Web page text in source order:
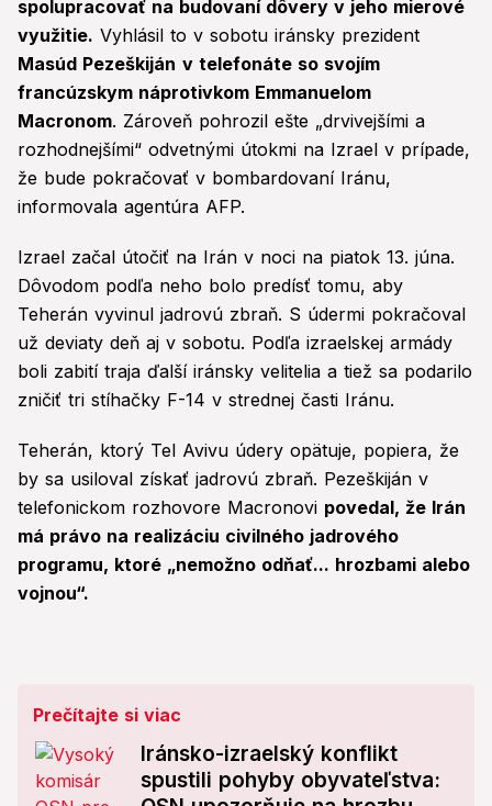
spolupracovať na budovaní dôvery v jeho mierové
využitie. Vyhlásil to v sobotu iránsky prezident
Masúd Pezeškiján v telefonáte so svojím
francúzskym náprotivkom Emmanuelom
Macronom. Zároveň pohrozil ešte „drvivejšími a
rozhodnejšími“ odvetnými útokmi na Izrael v prípade,
že bude pokračovať v bombardovaní Iránu,
informovala agentúra AFP.
Izrael začal útočiť na Irán v noci na piatok 13. júna.
Dôvodom podľa neho bolo predísť tomu, aby
Teherán vyvinul jadrovú zbraň. S údermi pokračoval
už deviaty deň aj v sobotu. Podľa izraelskej armády
boli zabití traja ďalší iránsky velitelia a tiež sa podarilo
zničiť tri stíhačky F-14 v strednej časti Iránu.
Teherán, ktorý Tel Avivu údery opätuje, popiera, že
by sa usiloval získať jadrovú zbraň. Pezeškiján v
telefonickom rozhovore Macronovi povedal, že Irán
má právo na realizáciu civilného jadrového
programu, ktoré „nemožno odňať... hrozbami alebo
vojnou“.
Prečítajte si viac
Iránsko-izraelský konflikt
spustili pohyby obyvateľstva: